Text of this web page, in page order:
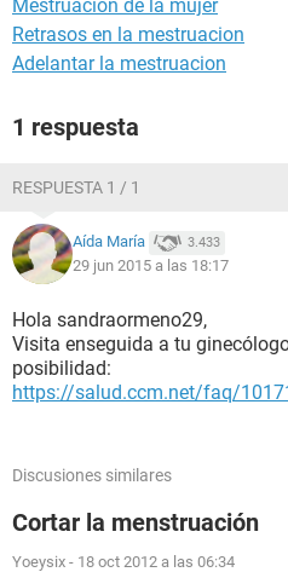
Mestruacion de la mujer
Retrasos en la mestruacion
Adelantar la mestruacion
1 respuesta
RESPUESTA 1 / 1
Aída María 3.433
29 jun 2015 a las 18:17
Hola sandraormeno29,
Visita enseguida a tu
posibilidad:
https://salud.ccm.net/faq/
Discusiones similares
Cortar la menstruación
Yoeysix - 18 oct 2012 a las 06:34